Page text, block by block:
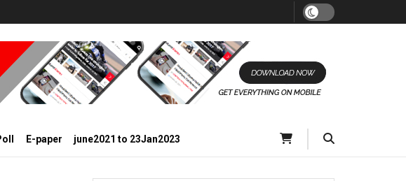
E-paper june2021 to 23Jan2023